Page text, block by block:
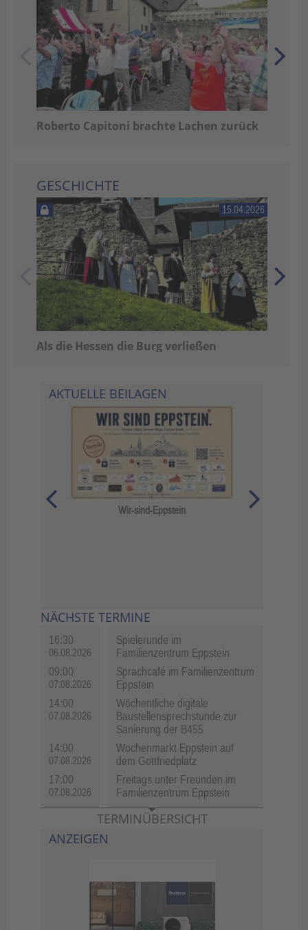
Roberto Capitoni brachte Lachen zurück
GESCHICHTE
15.04.2026
Als die Hessen die Burg verließen
AKTUELLE BEILAGEN
Wir-sind-Eppstein
NÄCHSTE TERMINE
16:30
06.08.2026
Spielerunde im
Familienzentrum Eppstein
09:00
07.08.2026
Sprachcafé im Familienzentrum
Eppstein
14:00
07.08.2026
Wöchentliche digitale
Baustellensprechstunde zur
Sanierung der B455
14:00
07.08.2026
Wochenmarkt Eppstein auf
dem Gottfriedplatz
17:00
07.08.2026
Freitags unter Freunden im
Familienzentrum Eppstein
TERMINÜBERSICHT
ANZEIGEN